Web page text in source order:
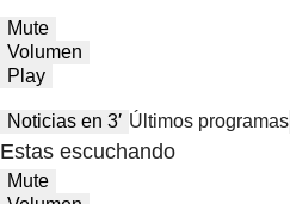
Mute
Volumen
Play
Noticias en 3′ Últimos programas
Estas escuchando
Mute